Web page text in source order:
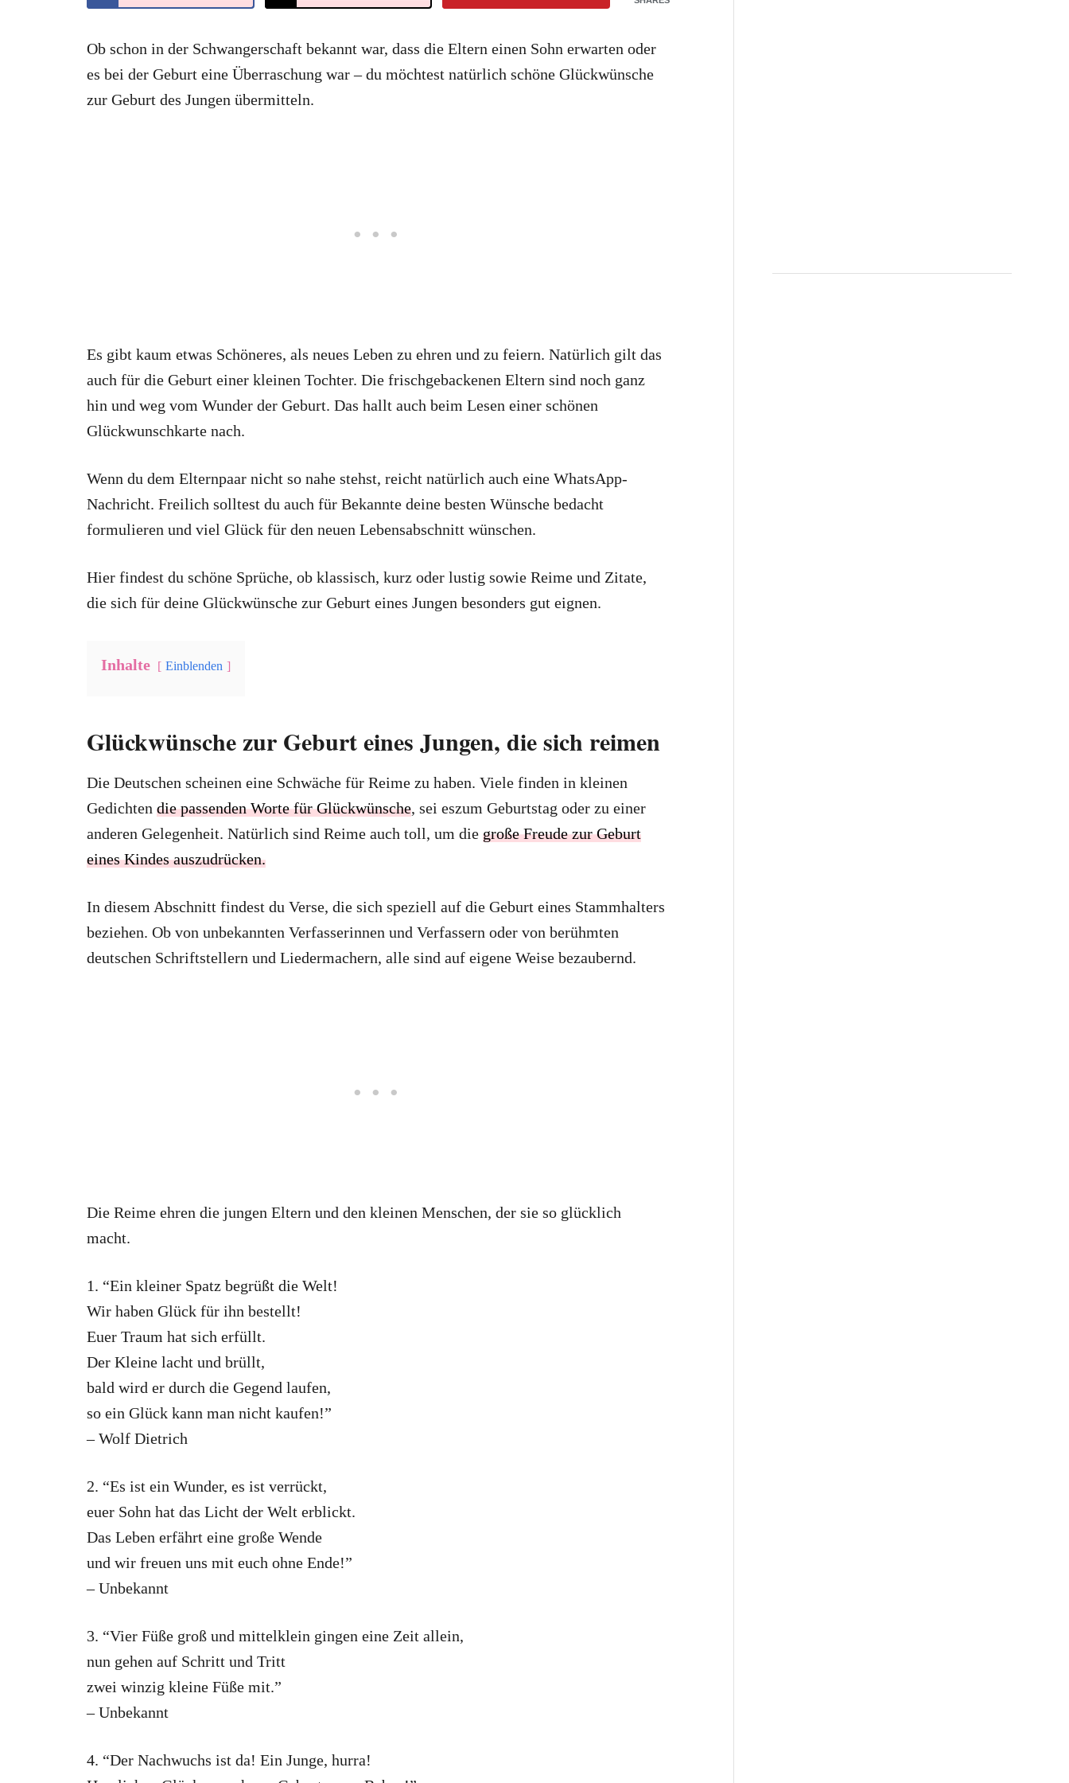
Ob schon in der Schwangerschaft bekannt war, dass die Eltern einen Sohn erwarten oder
es bei der Geburt eine Überraschung war – du möchtest natürlich schöne Glückwünsche
zur Geburt des Jungen übermitteln.
Es gibt kaum etwas Schöneres, als neues Leben zu ehren und zu feiern. Natürlich gilt das
auch für die Geburt einer kleinen Tochter. Die frischgebackenen Eltern sind noch ganz
hin und weg vom Wunder der Geburt. Das hallt auch beim Lesen einer schönen
Glückwunschkarte nach.
Wenn du dem Elternpaar nicht so nahe stehst, reicht natürlich auch eine WhatsApp-
Nachricht. Freilich solltest du auch für Bekannte deine besten Wünsche bedacht
formulieren und viel Glück für den neuen Lebensabschnitt wünschen.
Hier findest du schöne Sprüche, ob klassisch, kurz oder lustig sowie Reime und Zitate,
die sich für deine Glückwünsche zur Geburt eines Jungen besonders gut eignen.
Inhalte Einblenden
Glückwünsche zur Geburt eines Jungen, die sich reimen
Die Deutschen scheinen eine Schwäche für Reime zu haben. Viele finden in kleinen
Gedichten die passenden Worte für Glückwünsche, sei eszum Geburtstag oder zu einer
anderen Gelegenheit. Natürlich sind Reime auch toll, um die große Freude zur Geburt
eines Kindes auszudrücken.
In diesem Abschnitt findest du Verse, die sich speziell auf die Geburt eines Stammhalters
beziehen. Ob von unbekannten Verfasserinnen und Verfassern oder von berühmten
deutschen Schriftstellern und Liedermachern, alle sind auf eigene Weise bezaubernd.
Die Reime ehren die jungen Eltern und den kleinen Menschen, der sie so glücklich
macht.
1. “Ein kleiner Spatz begrüßt die Welt!
Wir haben Glück für ihn bestellt!
Euer Traum hat sich erfüllt.
Der Kleine lacht und brüllt,
bald wird er durch die Gegend laufen,
so ein Glück kann man nicht kaufen!”
– Wolf Dietrich
2. “Es ist ein Wunder, es ist verrückt,
euer Sohn hat das Licht der Welt erblickt.
Das Leben erfährt eine große Wende
und wir freuen uns mit euch ohne Ende!”
– Unbekannt
3. “Vier Füße groß und mittelklein gingen eine Zeit allein,
nun gehen auf Schritt und Tritt
zwei winzig kleine Füße mit.”
– Unbekannt
4. “Der Nachwuchs ist da! Ein Junge, hurra!